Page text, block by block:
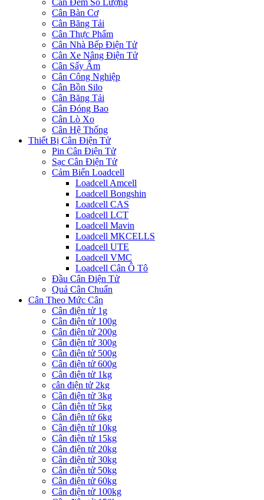
Cân Đếm Số Lượng
Cân Bàn Cơ
Cân Băng Tải
Cân Thực Phẩm
Cân Nhà Bếp Điện Tử
Cân Xe Nâng Điện Tử
Cân Sấy Ẩm
Cân Công Nghiệp
Cân Bồn Silo
Cân Băng Tải
Cân Đóng Bao
Cân Lò Xo
Cân Hệ Thống
Thiết Bị Cân Điện Tử
Pin Cân Điện Tử
Sạc Cân Điện Tử
Cảm Biến Loadcell
Loadcell Amcell
Loadcell Bongshin
Loadcell CAS
Loadcell LCT
Loadcell Mavin
Loadcell MKCELLS
Loadcell UTE
Loadcell VMC
Loadcell Cân Ô Tô
Đầu Cân Điện Tử
Quả Cân Chuẩn
Cân Theo Mức Cân
Cân điện tử 1g
Cân điện tử 100g
Cân điện tử 200g
Cân điện tử 300g
Cân điện tử 500g
Cân điện tử 600g
Cân điện tử 1kg
cân điện tử 2kg
Cân điện tử 3kg
Cân điện tử 5kg
Cân điện tử 6kg
Cân điện tử 10kg
Cân điện tử 15kg
Cân điện tử 20kg
Cân điện tử 30kg
Cân điện tử 50kg
Cân điện tử 60kg
Cân điện tử 100kg